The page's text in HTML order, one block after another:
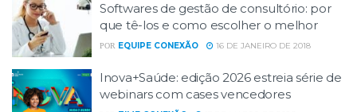
Softwares de gestão de consultório: por
que tê-los e como escolher o melhor
POR EQUIPE CONEXÃO 16 DE JANEIRO DE 2018
Inova+Saúde: edição 2026 estreia série de
webinars com cases vencedores